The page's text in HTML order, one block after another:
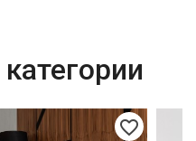
favorite_border